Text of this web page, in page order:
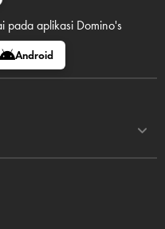
pada aplikasi Domino's
Android